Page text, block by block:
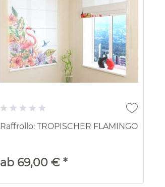
Raffrollo: TROPISCHER FLAMINGO
ab 69,00 € *